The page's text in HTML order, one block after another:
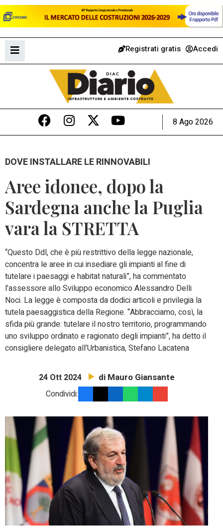
Registrati gratis Accedi
8 Ago 2026
DOVE INSTALLARE LE RINNOVABILI
Aree idonee, dopo la
Sardegna anche la Puglia
vara la STRETTA
“Questo Ddl, che è più restrittivo della legge nazionale,
concentra le aree in cui insediare gli impianti al fine di
tutelare i paesaggi e habitat naturali”, ha commentato
l’assessore allo Sviluppo economico Alessandro Delli
Noci. La legge è composta da dodici articoli e privilegia la
tutela paesaggistica della Regione. “Abbracciamo, così, la
sfida più grande: tutelare il nostro territorio, programmando
uno sviluppo ordinato e ragionato degli impianti”, ha detto il
consigliere delegato all’Urbanistica, Stefano Lacatena
24 Ott 2024 di Mauro Giansante
Condividi: